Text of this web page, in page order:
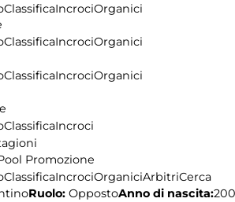
ClassificaIncrociOrganici
ClassificaIncrociOrganici
ClassificaIncrociOrganici
ClassificaIncroci
Promozione
ClassificaIncrociOrganiciArbitriCerca
Ruolo: OppostoAnno di nascita: